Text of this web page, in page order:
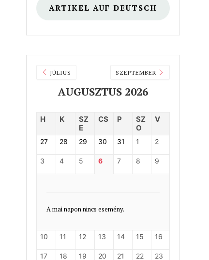
ARTIKEL AUF DEUTSCH
JÚLIUS
AUGUSZTUS 2026
SZEPTEMBER
H K
SZ
E
CS P
SZ
O
V
27 28 29 30 31 1 2
3 4 5 6 7 8 9
A mai napon nincs esemény.
10 11 12 13 14 15 16
17 18 19 20 21 22 23